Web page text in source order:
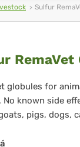
Sulfur
globules for
No known side
pigs, dogs,